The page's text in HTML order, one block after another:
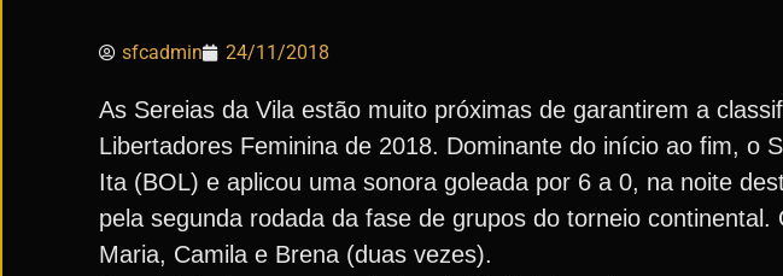
sfcadmin 24/11/2018
As Sereias da Vila estão muito próximas de garantirem a
Libertadores Feminina de 2018. Dominante do início ao fim, o
Ita (BOL) e aplicou uma sonora goleada por 6 a 0, na noite
pela segunda rodada da fase de grupos do torneio
Maria, Camila e Brena (duas vezes).